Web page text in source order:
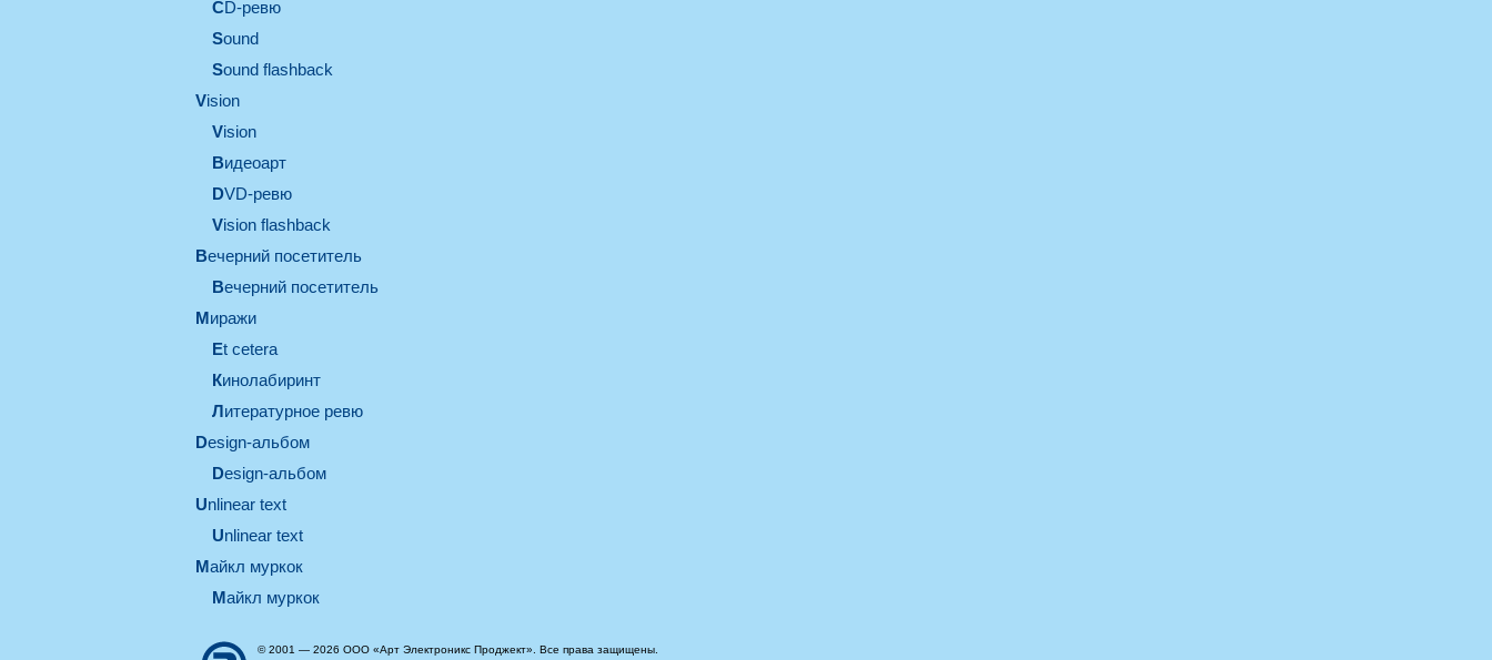
CD-ревю
sound
Sound flashback
vision
vision
видеоарт
DVD-ревю
Vision flashback
вечерний посетитель
вечерний посетитель
миражи
et cetera
кинолабиринт
литературное ревю
design-альбом
design-альбом
unlinear text
Unlinear text
майкл муркок
майкл муркок
© 2001 — 2026 ООО «Арт Электроникс Проджект». Все права защищены.